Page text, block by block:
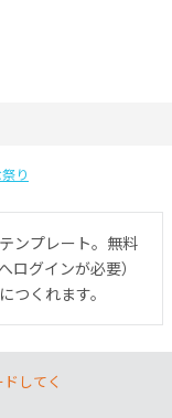
り
ンプレート。無料
グインが必要）
つくれます。
してく